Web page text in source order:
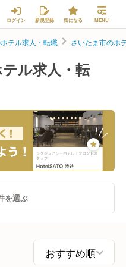
ログイン 新規登録 気になる MENU
テル求人・転職 さいたま市のホ
ル求人・転
を選ぶ